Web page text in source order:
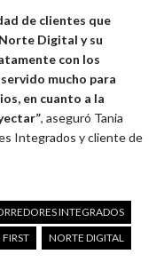
de clientes que
Digital y su
con los
mucho para
en cuanto a la
, aseguró Tania
Integrados y cliente de
INTEGRADOS
NORTE DIGITAL